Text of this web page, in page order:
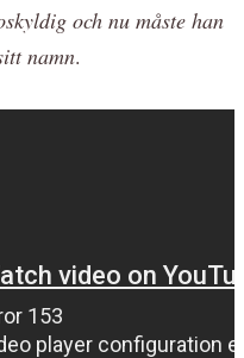
och nu måste han
namn.